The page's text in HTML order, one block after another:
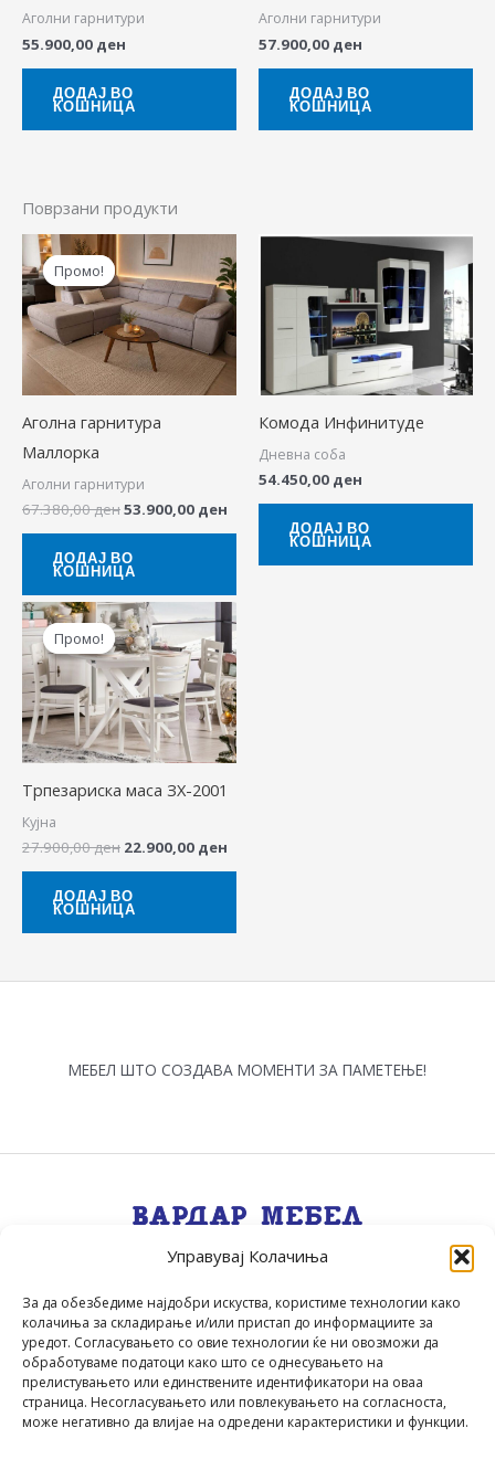
Управувај Колачиња
За да обезбедиме најдобри искуства, користиме технологии како
колачиња за складирање и/или пристап до информациите за
уредот. Согласувањето со овие технологии ќе ни овозможи да
обработуваме податоци како што се однесувањето на
прелистувањето или единствените идентификатори на оваа
страница. Несогласувањето или повлекувањето на согласноста,
може негативно да влијае на одредени карактеристики и функции.
Аголни гарнитури
55.900,00 ден
ДОДАЈ ВО
КОШНИЦА
Аголни гарнитури
57.900,00 ден
ДОДАЈ ВО
КОШНИЦА
Поврзани продукти
Промо!
Промо!
Аголна гарнитура
Маллорка
Аголни гарнитури
67.380,00ден
Original
price
was:
67.380,00 ден.
53.900,00 ден
Current
price
is:
53.900,00 ден.
ДОДАЈ ВО
КОШНИЦА
Комода Инфинитуде
Дневна соба
54.450,00 ден
ДОДАЈ ВО
КОШНИЦА
Промо!
Промо!
Трпезариска маса ЗХ-2001
Кујна
27.900,00ден
Original
price
was:
27.900,00 ден.
22.900,00 ден
price
is:
22.900,00 ден.
ДОДАЈ ВО
КОШНИЦА
МЕБЕЛ ШТО СОЗДАВА МОМЕНТИ ЗА ПАМЕТЕЊЕ!
Квалитет, Стил, Селекција, Сервис.